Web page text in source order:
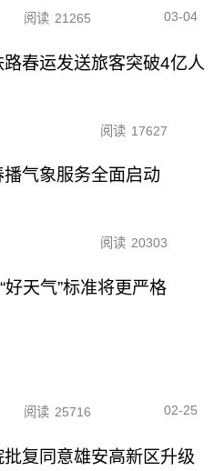
阅读 21265 03-04
路春运发送旅客突破4亿人
阅读 17627
播气象服务全面启动
阅读 20303
天气”标准将更严格
阅读 25716 02-25
批复同意雄安高新区升级